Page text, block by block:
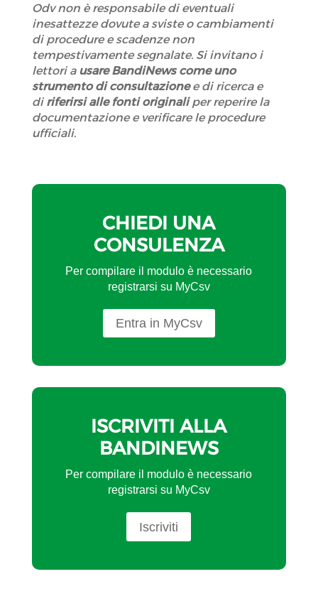
Odv non è responsabile di eventuali
inesattezze dovute a sviste o cambiamenti
di procedure e scadenze non
tempestivamente segnalate. Si invitano i
lettori a usare BandiNews come uno
strumento di consultazione e di ricerca e
di riferirsi alle fonti originali per reperire la
documentazione e verificare le procedure
ufficiali.
CHIEDI UNA
CONSULENZA
Per compilare il modulo è necessario
registrarsi su MyCsv
Entra in MyCsv
ISCRIVITI ALLA
BANDINEWS
Per compilare il modulo è necessario
registrarsi su MyCsv
Iscriviti